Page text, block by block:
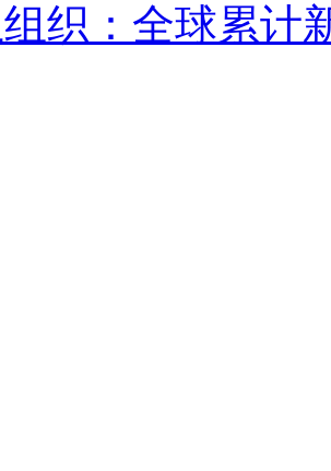
织：全球累计